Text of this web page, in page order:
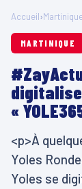
Accueil›
MARTINIQUE
«
<p>À
Yoles
Yoles se